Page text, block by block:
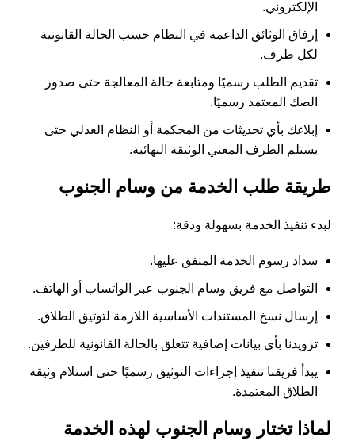
الإلكتروني.
إرفاق الوثائق الداعمة في النظام حسب الحالة القانونية
لكل طرف.
تقديم الطلب رسميًا ومتابعة حالة المعالجة حتى صدور
الصك المعتمد رسميًا.
إبلاغك بأي تحديثات من المحكمة أو النظام العدلي حتى
يستلم الطرف المعني الوثيقة النهائية.
طريقة طلب الخدمة من وسام الجنوب
لبدء تنفيذ الخدمة بسهولة ودقة:
سداد رسوم الخدمة المتفق عليها.
التواصل مع فريق وسام الجنوب عبر الواتساب أو الهاتف.
إرسال نسخ المستندات الأساسية اللازمة لتوثيق الطلاق.
تزويدنا بأي بيانات إضافية تتعلق بالحالة القانونية للطرفين.
يبدأ فريقنا تنفيذ إجراءات التوثيق رسميًا حتى استلام وثيقة
الطلاق المعتمدة.
لماذا تختار وسام الجنوب لهذه الخدمة